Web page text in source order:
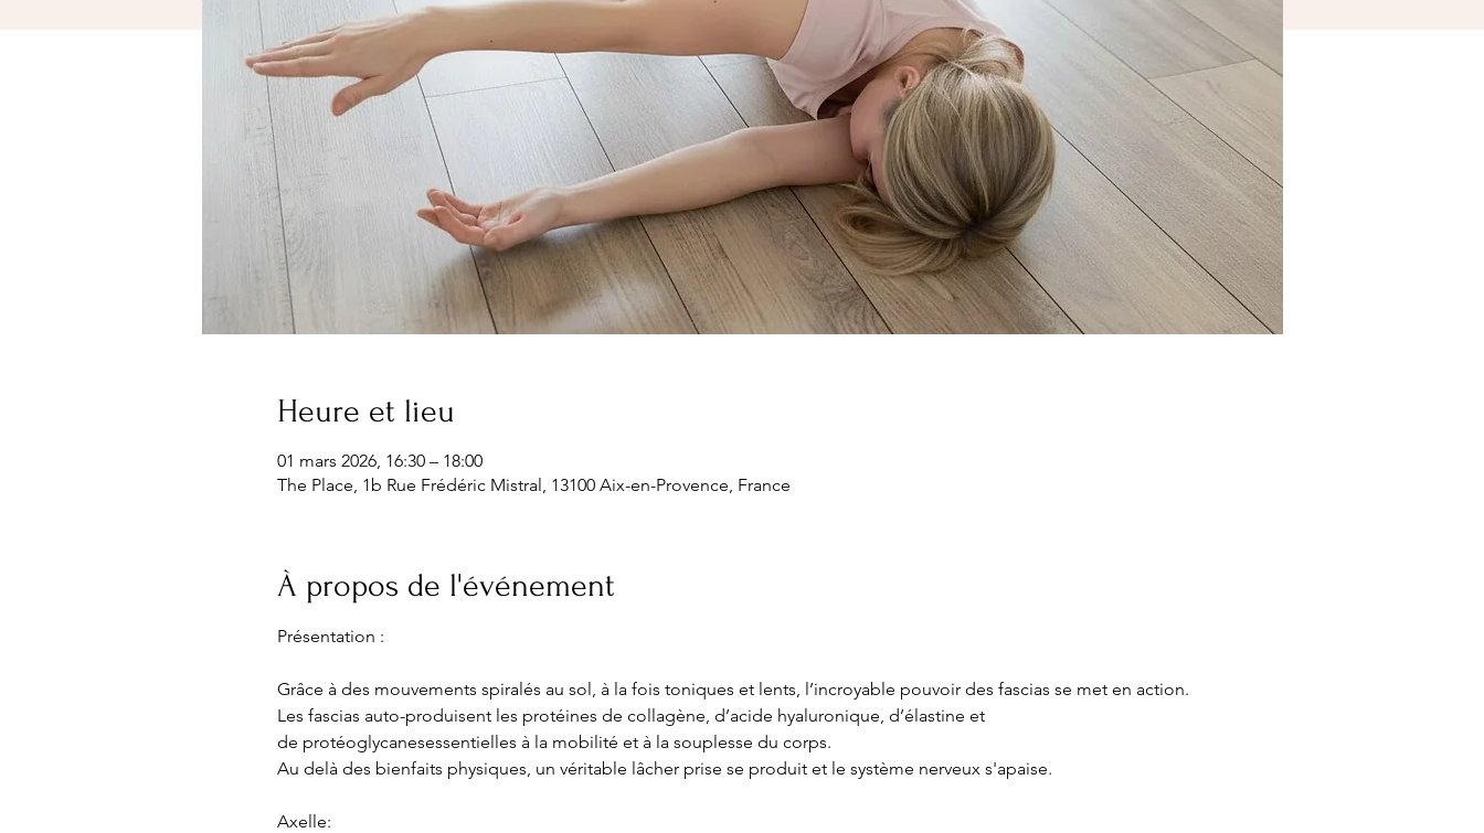
Heure et lieu
01 mars 2026, 16:30 – 18:00
The Place, 1b Rue Frédéric Mistral, 13100 Aix-en-Provence, France
À propos de l'événement
Présentation :
Grâce à des mouvements spiralés au sol, à la fois toniques et lents, l’incroyable pouvoir des fascias se met en action.
Les fascias auto-produisent les protéines de collagène, d’acide hyaluronique, d’élastine et
de protéoglycanesessentielles à la mobilité et à la souplesse du corps.
Au delà des bienfaits physiques, un véritable lâcher prise se produit et le système nerveux s'apaise.
Axelle: